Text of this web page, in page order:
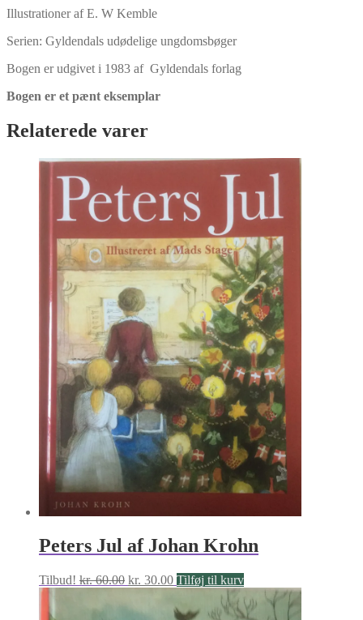
Illustrationer af E. W Kemble
Serien: Gyldendals udødelige ungdomsbøger
Bogen er udgivet i 1983 af Gyldendals forlag
Bogen er et pænt eksemplar
Relaterede varer
Peters Jul af Johan Krohn
Tilbud! kr.60.00 Den
pris
kr. 30.00Den
pris
Tilføj til kurv